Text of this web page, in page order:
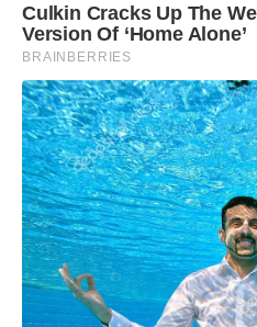
Culkin Cracks Up The
Version Of ‘Home Alone’
BRAINBERRIES